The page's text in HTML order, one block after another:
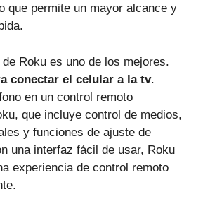
que permite un mayor alcance y
Roku es uno de los mejores.
conectar el celular a la tv.
en un control remoto
que incluye control de medios,
y funciones de ajuste de
una interfaz fácil de usar, Roku
experiencia de control remoto